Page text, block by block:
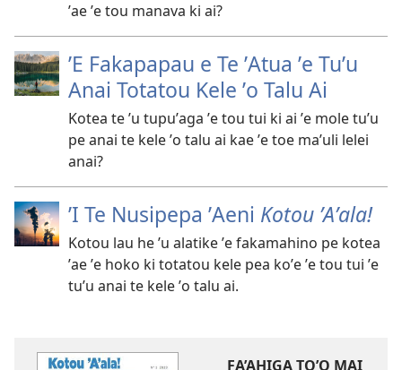
ʼae ʼe tou manava ki ai?
ʼE Fakapapau e Te ʼAtua ʼe Tuʼu
Anai Totatou Kele ʼo Talu Ai
Kotea te ʼu tupuʼaga ʼe tou tui ki ai ʼe mole tuʼu
pe anai te kele ʼo talu ai kae ʼe toe maʼuli lelei
anai?
ʼI Te Nusipepa ʼAeni Kotou ʼAʼala!
Kotou lau he ʼu alatike ʼe fakamahino pe kotea
ʼae ʼe hoko ki totatou kele pea koʼe ʼe tou tui ʼe
tuʼu anai te kele ʼo talu ai.
FA’AHIGA TO’O MAI